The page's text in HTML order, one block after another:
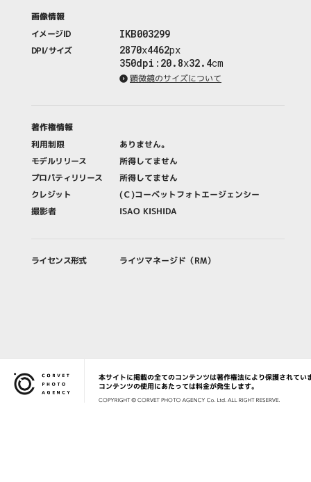
画像情報
イメージID
IKB003299
DPI/サイズ 2870x4462px
350dpi : 20.8x32.4cm
顕微鏡のサイズについて
著作権情報
利用制限
ありません。
モデルリリース
所得してません
プロパティリリース
所得してません
クレジット
(Ｃ)コーベットフォトエージェンシー
撮影者
ISAO KISHIDA
ライセンス形式 ライツマネージド（RM）
Corvet Photo Agency
本サイトに掲載の全てのコンテンツは著作権法により保護されてい
コンテンツの使用にあたっては料金が発生します。